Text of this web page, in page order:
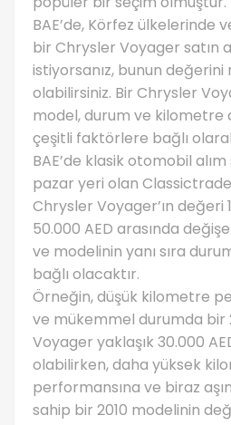
BAE’de, Körfez ülkelerinde
bir Chrysler Voyager satın
istiyorsanız, bunun
olabilirsiniz. Bir Chrysler
model, durum ve kilometre
çeşitli faktörlere bağlı
BAE’de klasik otomobil
pazar yeri olan
Chrysler Voyager’ın değeri
50.000 AED arasında
ve modelinin yanı sıra
bağlı olacaktır.
Örneğin, düşük kilometre
ve mükemmel durumda bir
Voyager yaklaşık 30.000
olabilirken, daha yüksek
performansına ve biraz
sahip bir 2010 modelinin